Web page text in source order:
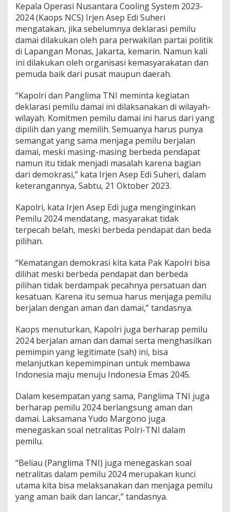
Kepala Operasi Nusantara Cooling System 2023-
2024 (Kaops NCS) Irjen Asep Edi Suheri
mengatakan, jika sebelumnya deklarasi pemilu
damai dilakukan oleh para perwakilan partai politik
di Lapangan Monas, Jakarta, kemarin. Namun kali
ini dilakukan oleh organisasi kemasyarakatan dan
pemuda baik dari pusat maupun daerah.
“Kapolri dan Panglima TNI meminta kegiatan
deklarasi pemilu damai ini dilaksanakan di wilayah-
wilayah. Komitmen pemilu damai ini harus dari yang
dipilih dan yang memilih. Semuanya harus punya
semangat yang sama menjaga pemilu berjalan
damai, meski masing-masing berbeda pendapat
namun itu tidak menjadi masalah karena bagian
dari demokrasi,” kata Irjen Asep Edi Suheri, dalam
keterangannya, Sabtu, 21 Oktober 2023.
Kapolri, kata Irjen Asep Edi juga menginginkan
Pemilu 2024 mendatang, masyarakat tidak
terpecah belah, meski berbeda pendapat dan beda
pilihan.
“Kematangan demokrasi kita kata Pak Kapolri bisa
dilihat meski berbeda pendapat dan berbeda
pilihan tidak berdampak pecahnya persatuan dan
kesatuan. Karena itu semua harus menjaga pemilu
berjalan dengan aman dan damai,” tandasnya.
Kaops menuturkan, Kapolri juga berharap pemilu
2024 berjalan aman dan damai serta menghasilkan
pemimpin yang legitimate (sah) ini, bisa
melanjutkan kepemimpinan untuk membawa
Indonesia maju menuju Indonesia Emas 2045.
Dalam kesempatan yang sama, Panglima TNI juga
berharap pemilu 2024 berlangsung aman dan
damai. Laksamana Yudo Margono juga
menegaskan soal netralitas Polri-TNI dalam
pemilu.
“Beliau (Panglima TNI) juga menegaskan soal
netralitas dalam pemilu 2024 merupakan kunci
utama kita bisa melaksanakan dan menjaga pemilu
yang aman baik dan lancar,” tandasnya.